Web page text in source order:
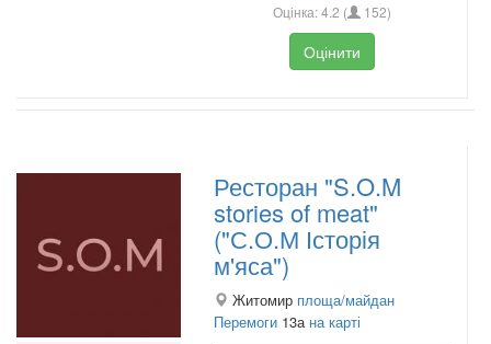
Оцінка:4.2 ( 152)
Оцінити
Ресторан "S.O.M
stories of meat"
("С.О.М Історія
м'яса")
Житомир площа/майдан
Перемоги 13а на карті